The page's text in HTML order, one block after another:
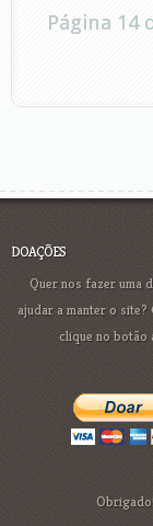
Página 14
DOAÇÕES
Quer nos fazer uma
ajudar a manter o
clique no botão